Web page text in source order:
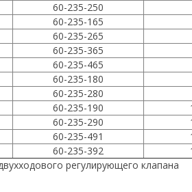
60-235-250
60-235-165
60-235-265
60-235-365
60-235-465
60-235-180
60-235-280
60-235-190
60-235-290
60-235-491
60-235-392
регулирующего клапана